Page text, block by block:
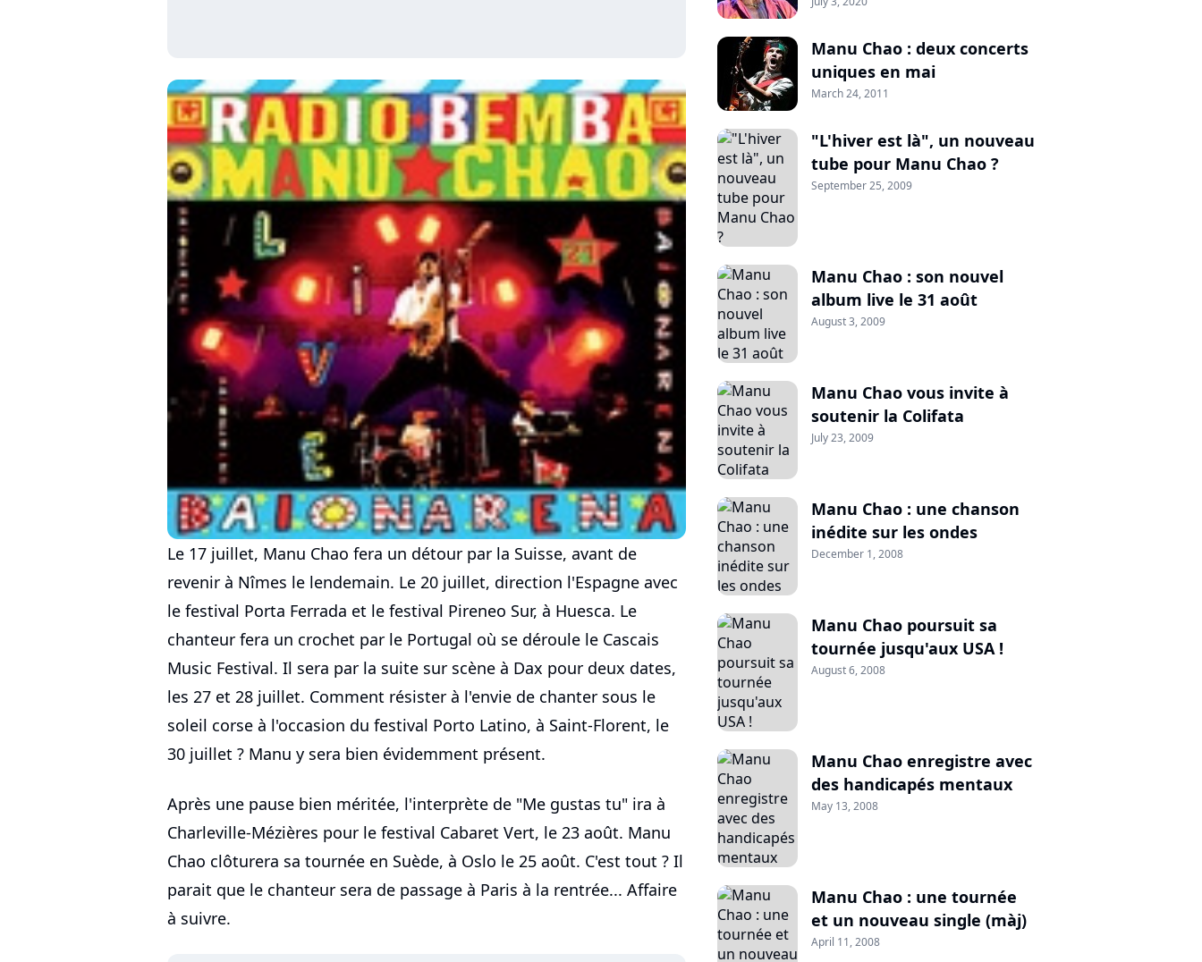
Le 17 juillet, Manu Chao fera un détour par la Suisse, avant de
revenir à Nîmes le lendemain. Le 20 juillet, direction l'Espagne avec
le festival Porta Ferrada et le festival Pireneo Sur, à Huesca. Le
chanteur fera un crochet par le Portugal où se déroule le Cascais
Music Festival. Il sera par la suite sur scène à Dax pour deux dates,
les 27 et 28 juillet. Comment résister à l'envie de chanter sous le
soleil corse à l'occasion du festival Porto Latino, à Saint-Florent, le
30 juillet ? Manu y sera bien évidemment présent.
Après une pause bien méritée, l'interprète de "Me gustas tu" ira à
Charleville-Mézières pour le festival Cabaret Vert, le 23 août. Manu
Chao clôturera sa tournée en Suède, à Oslo le 25 août. C'est tout ? Il
parait que le chanteur sera de passage à Paris à la rentrée... Affaire
à suivre.
Manu Chao : deux concerts
uniques en mai
March 24, 2011
"L'hiver est là", un nouveau
tube pour Manu Chao ?
September 25, 2009
Manu Chao : son nouvel
album live le 31 août
August 3, 2009
Manu Chao vous invite à
soutenir la Colifata
July 23, 2009
Manu Chao : une chanson
inédite sur les ondes
December 1, 2008
Manu Chao poursuit sa
tournée jusqu'aux USA !
August 6, 2008
Manu Chao enregistre avec
des handicapés mentaux
May 13, 2008
Manu Chao : une tournée
et un nouveau single (màj)
April 11, 2008